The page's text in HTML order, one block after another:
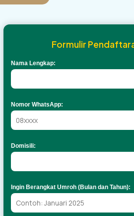
Formulir
Nama Lengkap:
Nomor WhatsApp:
Domisili:
Ingin Berangkat Umroh (Bulan dan Tahun):